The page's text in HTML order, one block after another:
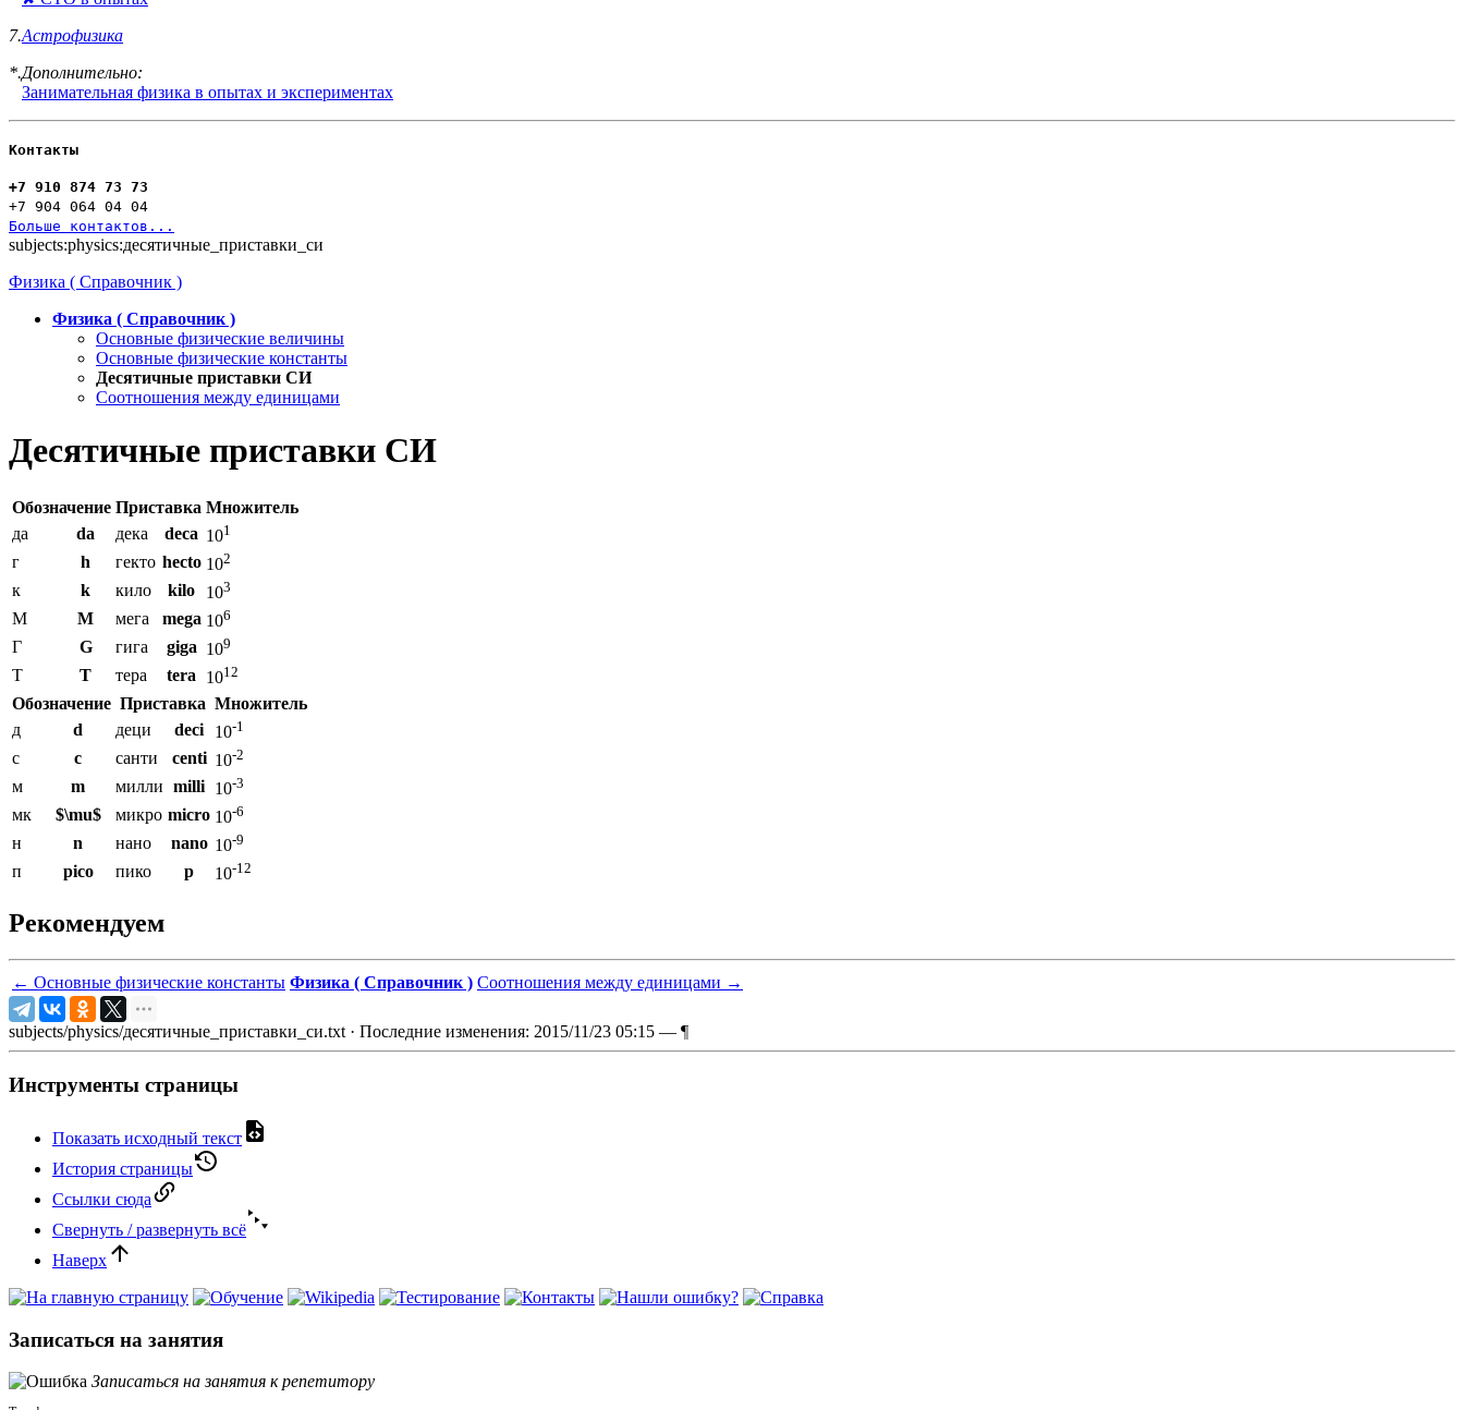
7.Астрофизика
*.Дополнительно:
Занимательная физика в опытах и экспериментах
Контакты
+7 910 874 73 73
+7 904 064 04 04
Больше контактов...
subjects:physics:десятичные_приставки_си
Физика ( Справочник )
Физика ( Справочник )
Основные физические величины
Основные физические константы
Десятичные приставки СИ
Соотношения между единицами
Десятичные приставки СИ
Обозначение Приставка Множитель
да
da дека deca 101
г h гекто hecto 102
к k кило kilo 103
М M мега mega 106
Г G гига giga 109
Т T тера tera 1012
Обозначение Приставка Множитель
д
d деци deci 10-1
с c санти centi 10-2
м m милли milli 10-3
мк $\mu$ микро micro 10-6
н n нано nano 10-9
п pico пико p 10-12
Рекомендуем
← Основные физические константы Физика ( Справочник ) Соотношения между единицами →
subjects/physics/десятичные_приставки_си.txt· Последние изменения: 2015/11/23 05:15 — ¶
Инструменты страницы
Показать исходный текст
История страницы
Ссылки сюда
Свернуть / развернуть всё
Наверх
Записаться на занятия
Записаться на занятия к репетитору